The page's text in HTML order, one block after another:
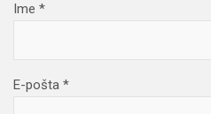
Ime *
E-pošta *